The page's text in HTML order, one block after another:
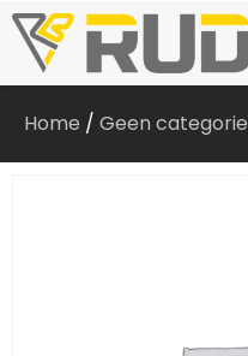
Home / Geen categorie